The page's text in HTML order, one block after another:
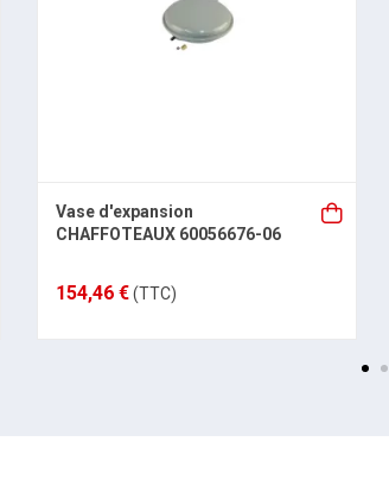
Vase d'expansion
CHAFFOTEAUX 60056676-06
154,46 €(TTC)